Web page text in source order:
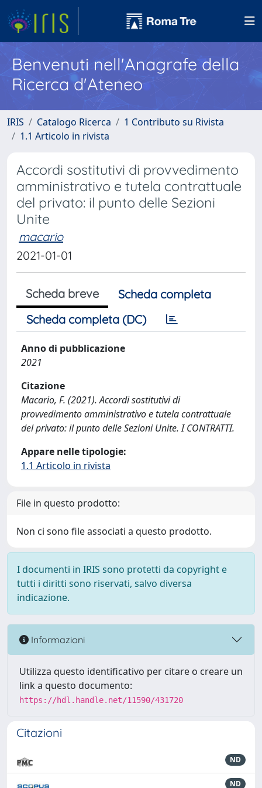
Benvenuti nell'Anagrafe della
Ricerca d'Ateneo
IRIS Catalogo Ricerca
1 Contributo su Rivista
1.1 Articolo in rivista
Accordi sostitutivi di provvedimento
amministrativo e tutela contrattuale
del privato: il punto delle Sezioni
Unite
macario
2021-01-01
Scheda breve
Scheda completa
Scheda completa (DC)
Anno di pubblicazione
2021
Citazione
Macario, F. (2021). Accordi sostitutivi di
provvedimento amministrativo e tutela contrattuale
del privato: il punto delle Sezioni Unite. I CONTRATTI.
Appare nelle tipologie:
1.1 Articolo in rivista
File in questo prodotto:
Non ci sono file associati a questo prodotto.
I documenti in IRIS sono protetti da copyright e
tutti i diritti sono riservati, salvo diversa
indicazione.
Informazioni
Utilizza questo identificativo per citare o creare un
link a questo documento:
https://hdl.handle.net/11590/431720
Citazioni
ND
ND